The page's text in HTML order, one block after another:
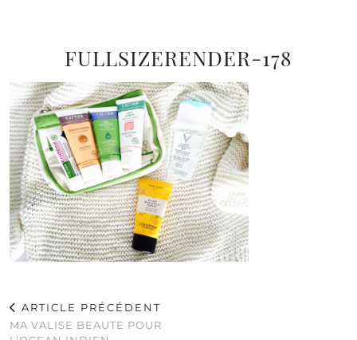
FULLSIZERENDER-178
ARTICLE PRÉCÉDENT
MA VALISE BEAUTE POUR